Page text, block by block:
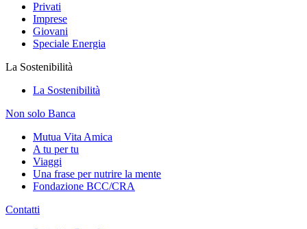
Privati
Imprese
Giovani
Speciale Energia
La Sostenibilità
La Sostenibilità
Non solo Banca
Mutua Vita Amica
A tu per tu
Viaggi
Una frase per nutrire la mente
Fondazione BCC/CRA
Contatti